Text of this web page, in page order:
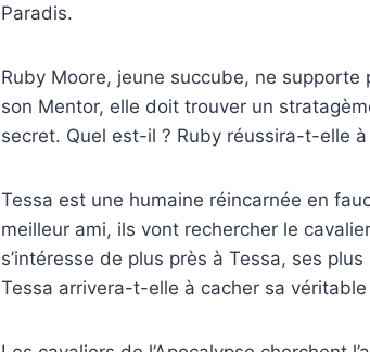
Paradis.
Ruby Moore, jeune succube, ne supporte
son Mentor, elle doit trouver un
secret. Quel est-il ? Ruby réussira-t-elle
Tessa est une humaine réincarnée en
meilleur ami, ils vont rechercher le
s’intéresse de plus près à Tessa, ses
Tessa arrivera-t-elle à cacher sa